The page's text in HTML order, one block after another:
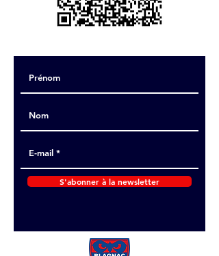
S'abonner à la newsletter